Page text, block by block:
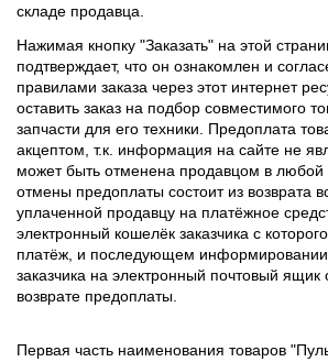
складе продавца.
Нажимая кнопку "Заказать" на этой
подтверждает, что он ознакомлен и
правилами заказа через этот интернет
оставить заказ на подбор совместимого
запчасти для его техники. Предоплата
акцептом, т.к. информация на сайте не
может быть отменена продавцом в
отмены предоплаты состоит из возврата
уплаченной продавцу на платёжное
электронный кошелёк заказчика с
платёж, и последующем
заказчика на электронный почтовый ящик
возврате предоплаты.
Первая часть наименования товаров